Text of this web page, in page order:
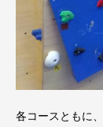
各コースともに